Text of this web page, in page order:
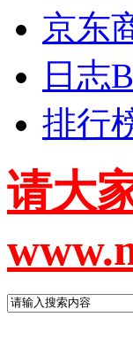
京东
日志
排行
请大